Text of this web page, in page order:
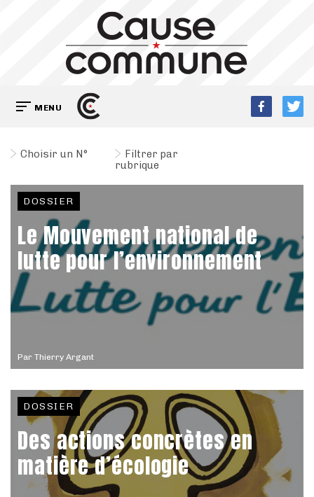
MENU
Choisir un N°
Filtrer par
rubrique
Par Thierry Argant
DOSSIER
Le Mouvement national de
lutte pour l’environnement
DOSSIER
Des actions concrètes en
matière d’écologie